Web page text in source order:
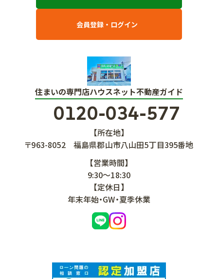
会員登録・ログイン
住まいの専門店ハウスネット不動産ガイド
0120-034-577
【所在地】
〒963-8052
福島県郡山市八山田5丁目395番地
【営業時間】
9:30～18:30
【定休日】
年末年始・GW・夏季休業